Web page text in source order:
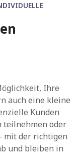
Ihre
auch eine kleine
Kunden
teilnehmen oder
mit der richtigen
und bleiben in